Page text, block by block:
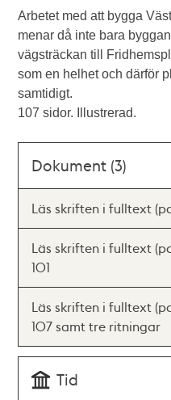
Arbetet med att bygga
menar då inte bara
vägsträckan till
som en helhet och därför
samtidigt.
107 sidor. Illustrerad.
Dokument (3)
Läs skriften i fulltext
Läs skriften i fulltext
101
Läs skriften i fulltext
107 samt tre ritningar
Tid